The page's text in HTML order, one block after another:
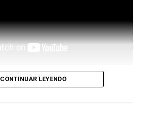
CONTINUAR LEYENDO